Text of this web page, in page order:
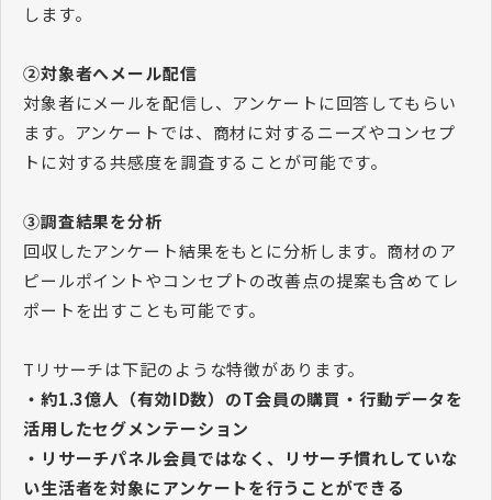
します。
②対象者へメール配信
対象者にメールを配信し、アンケートに回答してもらい
ます。アンケートでは、商材に対するニーズやコンセプ
トに対する共感度を調査することが可能です。
③調査結果を分析
回収したアンケート結果をもとに分析します。商材のア
ピールポイントやコンセプトの改善点の提案も含めてレ
ポートを出すことも可能です。
Tリサーチは下記のような特徴があります。
・約1.3億人（有効ID数）のT会員の購買・行動データを
活用したセグメンテーション
・リサーチパネル会員ではなく、リサーチ慣れしていな
い生活者を対象にアンケートを行うことができる